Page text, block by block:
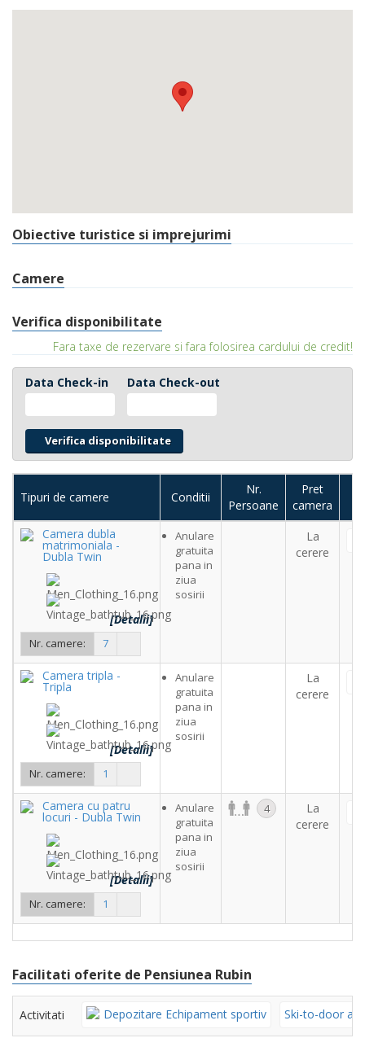
Obiective turistice si imprejurimi
Camere
Verifica disponibilitate
Fara taxe de rezervare si fara folosirea cardului de credit!
Data Check-in Data Check-out
Tipuri de camere Conditii
Nr.
Persoane
Pret
camera
Camera dubla
matrimoniala -
Dubla Twin
[Detalii]
Nr. camere: 7
Anulare
gratuita
pana in
ziua
sosirii
La
cerere
Camera tripla -
Tripla
[Detalii]
Nr. camere: 1
Anulare
gratuita
pana in
ziua
sosirii
La
cerere
Camera cu patru
locuri - Dubla Twin
[Detalii]
Nr. camere: 1
Anulare
gratuita
pana in
ziua
sosirii
4
La
cerere
Facilitati oferite de Pensiunea Rubin
Activitati Depozitare Echipament sportiv Ski-to-door